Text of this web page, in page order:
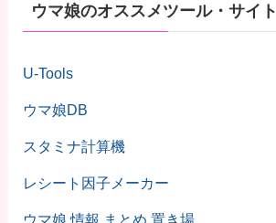
ウマ娘のオススメツール・サイト
U-Tools
ウマ娘DB
スタミナ計算機
レシート因子メーカー